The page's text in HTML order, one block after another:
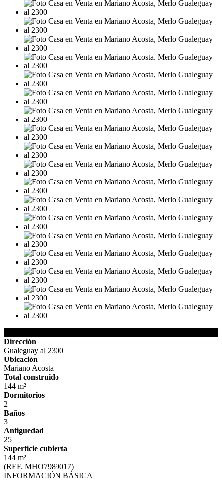
Dirección
Gualeguay al 2300
Ubicación
Mariano Acosta
Total construido
144 m²
Dormitorios
2
Baños
3
Antiguedad
25
Superficie cubierta
144 m²
(REF. MHO7989017)
INFORMACIÓN BÁSICA